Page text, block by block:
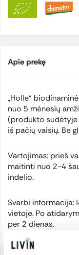
Apie prekę
„Holle“
nuo 5 mėnesių
(produkto sudėtyje
iš pačių vaisių. Be
Vartojimas: prieš
maitinti nuo 2-4
indelio.
Svarbi informacija:
vietoje. Po
per 2 dienas.
Stikliniame